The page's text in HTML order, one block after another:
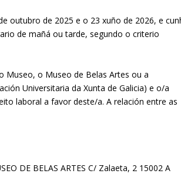
outubro de 2025 e o 23 xuño de 2026, e
de mañá ou tarde, segundo o criterio
Museo, o Museo de Belas Artes ou a
Universitaria da Xunta de Galicia) e o/a
laboral a favor deste/a. A relación entre as
DE BELAS ARTES C/ Zalaeta, 2 15002 A